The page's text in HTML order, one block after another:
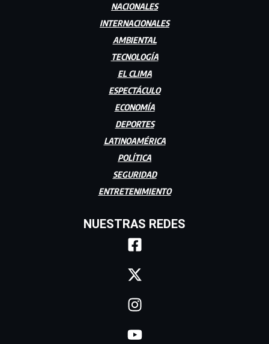
NACIONALES
INTERNACIONALES
AMBIENTAL
TECNOLOGÍA
EL CLIMA
ESPECTÁCULO
ECONOMÍA
DEPORTES
LATINOAMÉRICA
POLÍTICA
SEGURIDAD
ENTRETENIMIENTO
NUESTRAS REDES